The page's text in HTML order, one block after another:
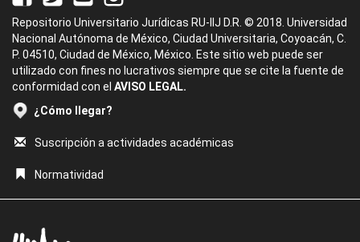
Repositorio Universitario Jurídicas RU-IIJ D.R. © 2018. Universidad
Nacional Autónoma de México, Ciudad Universitaria, Coyoacán, C.
P. 04510, Ciudad de México, México. Este sitio web puede ser
utilizado con fines no lucrativos siempre que se cite la fuente de
conformidad con el AVISO LEGAL.
¿Cómo llegar?
Suscripción a actividades académicas
Normatividad